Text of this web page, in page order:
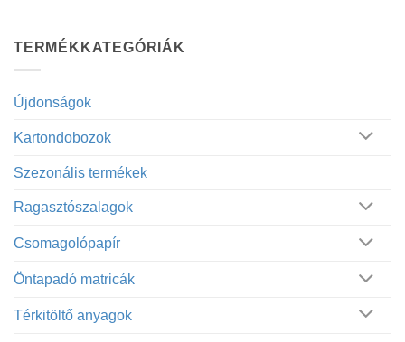
TERMÉKKATEGÓRIÁK
Újdonságok
Kartondobozok
Szezonális termékek
Ragasztószalagok
Csomagolópapír
Öntapadó matricák
Térkitöltő anyagok